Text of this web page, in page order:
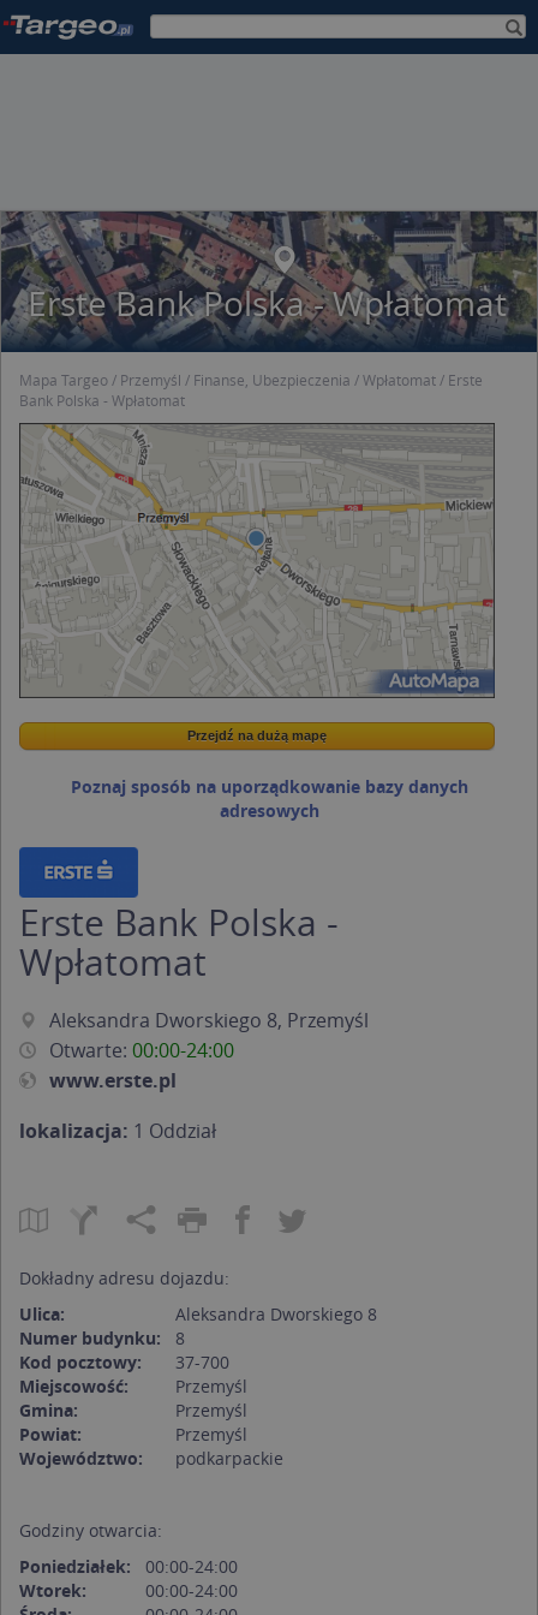
Erste Bank Polska - Wpłatomat
Mapa Targeo Przemyśl Finanse, Ubezpieczenia Wpłatomat
Erste
Bank Polska - Wpłatomat
Wstaw tę mapkę na swoją stronę
Przejdź na dużą mapę
Przejdź na dużą mapę
Poznaj sposób na uporządkowanie bazy danych
adresowych
Erste Bank Polska -
Wpłatomat
Aleksandra Dworskiego 8, Przemyśl
Otwarte: 00:00-24:00
www.erste.pl
lokalizacja: 1 Oddział
Dokładny adresu dojazdu:
Ulica:
Aleksandra Dworskiego 8
Numer budynku:
8
Kod pocztowy:
37-700
Miejscowość:
Przemyśl
Gmina:
Przemyśl
Powiat:
Przemyśl
Województwo:
podkarpackie
Godziny otwarcia:
Poniedziałek:
00:00-24:00
Wtorek:
00:00-24:00